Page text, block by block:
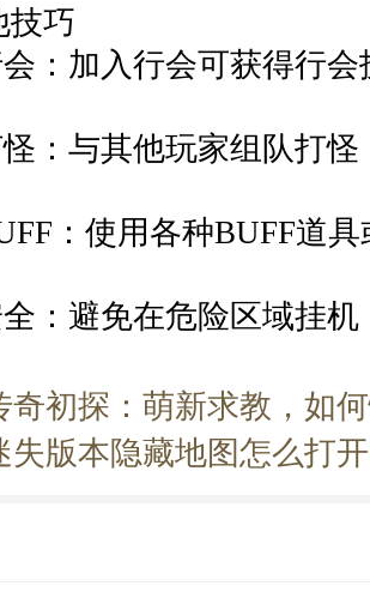
技巧
：加入行会可获得行
：与其他玩家组队打
：使用各种BUFF道
：避免在危险区域挂
奇初探：萌新求教，如
失版本隐藏地图怎么打开